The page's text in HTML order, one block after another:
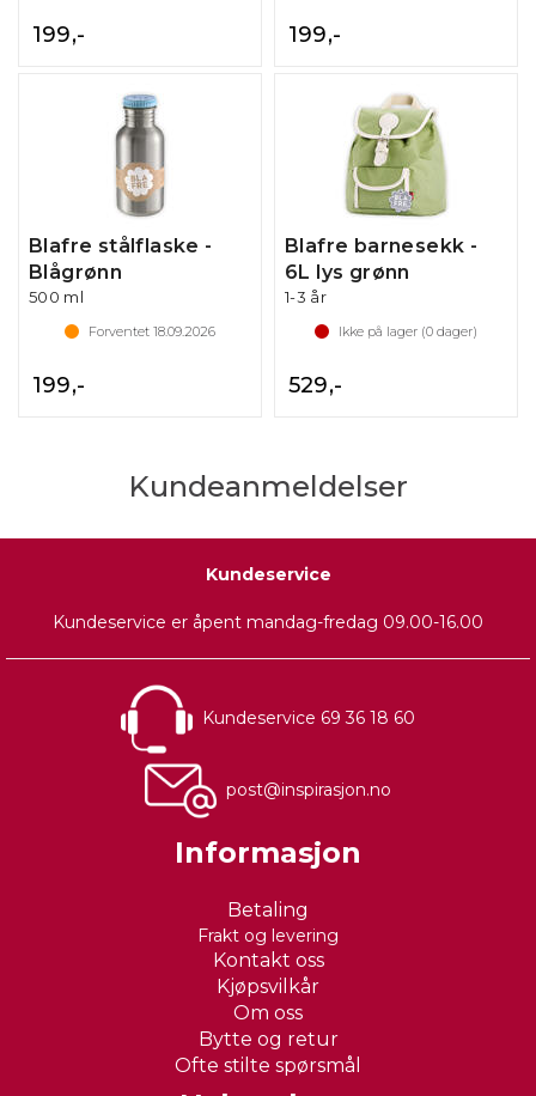
199,- 199,-
Blafre stålflaske -
Blågrønn
500 ml
Forventet 18.09.2026
199,-
Blafre barnesekk -
6L lys grønn
1-3 år
Ikke på lager (0 dager)
529,-
Kundeanmeldelser
Kundeservice
Kundeservice er åpent mandag-fredag 09.00-16.00
Kundeservice 69 36 18 60
post@inspirasjon.no
Informasjon
Betaling
Frakt og levering
Kontakt oss
Kjøpsvilkår
Om oss
Bytte og retur
Ofte stilte spørsmål